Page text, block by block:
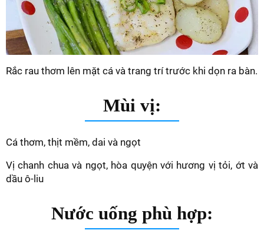
Rắc rau thơm lên mặt cá và trang trí trước khi dọn ra bàn.
Mùi vị:
Cá thơm, thịt mềm, dai và ngọt
Vị chanh chua và ngọt, hòa quyện với hương vị tỏi, ớt và
dầu ô-liu
Nước uống phù hợp: